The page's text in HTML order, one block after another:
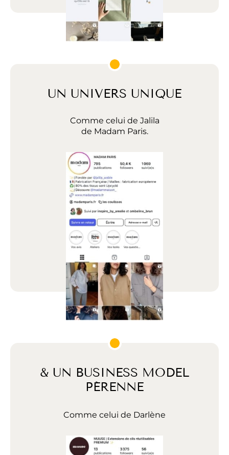
UN UNIVERS UNIQUE
Comme celui de Jalila
de Madam Paris.
& UN BUSINESS MODEL
PÉRENNE
Comme celui de Darlène